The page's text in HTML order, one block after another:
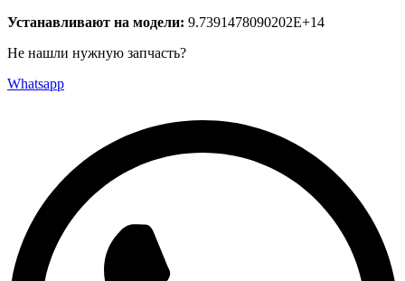
Устанавливают на модели: 9.7391478090202E+14
Не нашли нужную запчасть?
Whatsapp